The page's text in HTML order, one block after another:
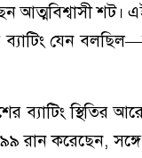
আত্মবিশ্বাসী শট।
যেন
ব্যাটিং স্থিতির
রান করেছেন,